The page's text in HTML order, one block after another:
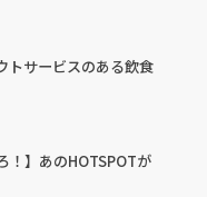
トサービスのある飲食
！】あのHOTSPOTが